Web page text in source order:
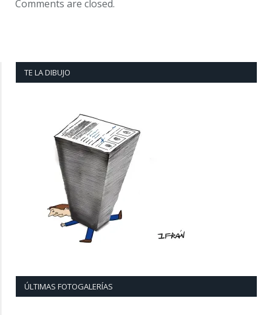
Comments are closed.
TE LA DIBUJO
ÚLTIMAS FOTOGALERÍAS